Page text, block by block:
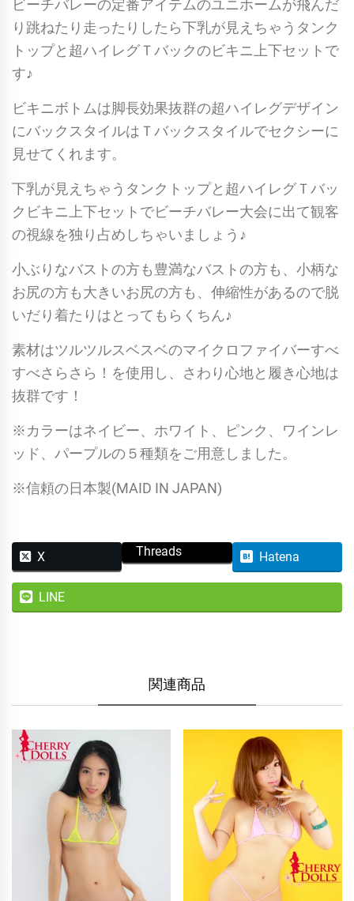
ビーチバレーの定番アイテムのユニホームが飛んだ
り跳ねたり走ったりしたら下乳が見えちゃうタンク
トップと超ハイレグＴバックのビキニ上下セットで
す♪
ビキニボトムは脚長効果抜群の超ハイレグデザイン
にバックスタイルはＴバックスタイルでセクシーに
見せてくれます。
下乳が見えちゃうタンクトップと超ハイレグＴバッ
クビキニ上下セットでビーチバレー大会に出て観客
の視線を独り占めしちゃいましょう♪
小ぶりなバストの方も豊満なバストの方も、小柄な
お尻の方も大きいお尻の方も、伸縮性があるので脱
いだり着たりはとってもらくちん♪
素材はツルツルスベスベのマイクロファイバーすべ
すべさらさら！を使用し、さわり心地と履き心地は
抜群です！
※カラーはネイビー、ホワイト、ピンク、ワインレ
ッド、パープルの５種類をご用意しました。
※信頼の日本製(MAID IN JAPAN)
X Threads Hatena
LINE
関連商品